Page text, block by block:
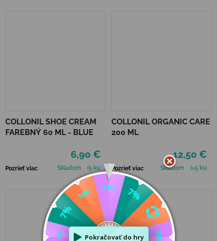
COLLONIL SHOE CREAM
FAREBNÝ 60 ML - BLUE
6,90 €
Pozrieť viac Skladom (5 ks)
COLLONIL ORGANIC CARE
200 ML
12,50 €
Pozrieť viac Skladom (>5 ks)